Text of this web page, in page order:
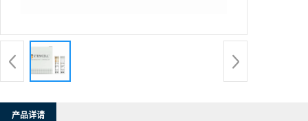
产品详请